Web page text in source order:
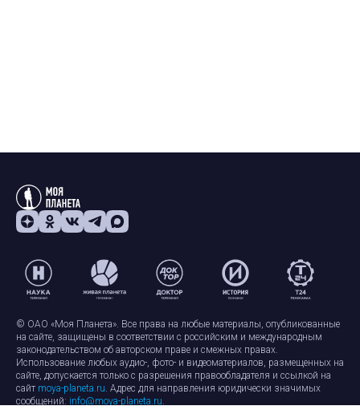
© ОАО «Моя Планета». Все права на любые материалы, опубликованные
на сайте, защищены в соответствии с российским и международным
законодательством об авторском праве и смежных правах.
Использование любых аудио-, фото- и видеоматериалов, размещенных на
сайте, допускается только с разрешения правообладателя и ссылкой на
сайт moya-planeta.ru. Адрес для направления юридически значимых
сообщений: info@moya-planeta.ru.